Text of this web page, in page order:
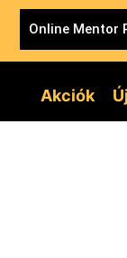
Online Mentor
Akciók